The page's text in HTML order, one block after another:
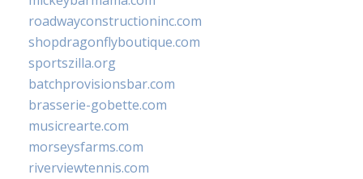
roadwayconstructioninc.com
shopdragonflyboutique.com
sportszilla.org
batchprovisionsbar.com
brasserie-gobette.com
musicrearte.com
morseysfarms.com
riverviewtennis.com